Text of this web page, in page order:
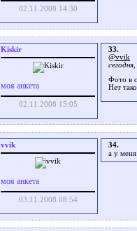
02.11.2008 14:30
Kiskir
моя анкета
02.11.2008 15:05
33.
@vvik
Фото в
Нет
vvik
моя анкета
03.11.2008 08:54
34.
а у